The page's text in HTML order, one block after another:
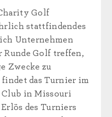
Golf
stattfindendes
Unternehmen
Runde Golf treffen,
Zwecke zu
findet das Turnier im
in Missouri
des Turniers